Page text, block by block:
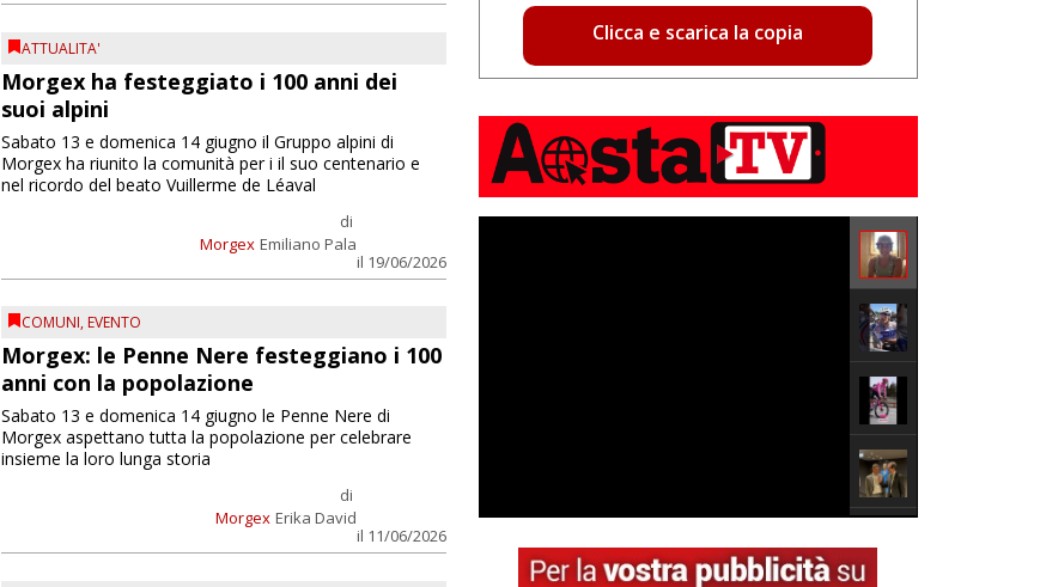
ATTUALITA'
Morgex ha festeggiato i 100 anni dei
suoi alpini
Morgex
di
Emiliano Pala
il 19/06/2026
Sabato 13 e domenica 14 giugno il Gruppo alpini di
Morgex ha riunito la comunità per i il suo centenario e
nel ricordo del beato Vuillerme de Léaval
COMUNI, EVENTO
Morgex: le Penne Nere festeggiano i 100
anni con la popolazione
Morgex
di
Erika David
il 11/06/2026
Sabato 13 e domenica 14 giugno le Penne Nere di
Morgex aspettano tutta la popolazione per celebrare
insieme la loro lunga storia
Clicca e scarica la copia